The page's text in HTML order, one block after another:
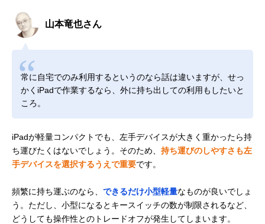
山本竜也さん
常に自宅でのみ利用するというのなら話は違いますが、せっ
かくiPadで作業するなら、外に持ち出しての利用もしたいと
ころ。
iPadが軽量コンパクトでも、左手デバイスが大きく重かったら持
ち運びたくはないでしょう。そのため、 持ち運びのしやすさも左
手デバイスを選択するうえで重要です。
頻繁に持ち運ぶのなら、 できるだけ小型軽量なものが良いでしょ
う。ただし、小型になるとキースイッチの数が制限されるなど、
どうしても操作性とのトレードオフが発生してしまいます。